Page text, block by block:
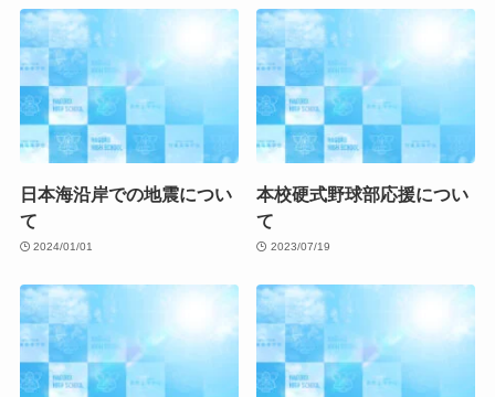
日本海沿岸での地震につい
て
2024/01/01
本校硬式野球部応援につい
て
2023/07/19